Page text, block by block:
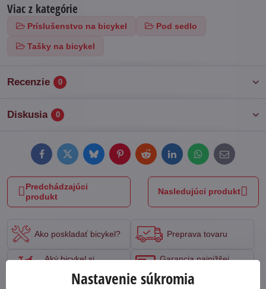
Viac z kategórie
Príslušenstvo na bicykel Pod sedlo
Tašky na bicykel
Recenzie 0
Diskusia 0
FacebookTwitterBlueskyPinterestRedditLinkedInWhatsApp
E-
mail
Predchádzajúci
produkt
Nasledujúci produkt
Ako poskladať bicykel? Preprava tovaru
Aký bicykel si
Garancia najnižšej
Nastavenie súkromia